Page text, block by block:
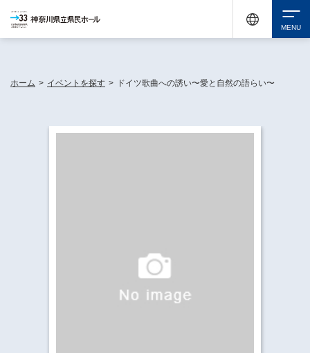
ホーム > イベントを探す > ドイツ歌曲への誘い〜愛と自然の語らい〜